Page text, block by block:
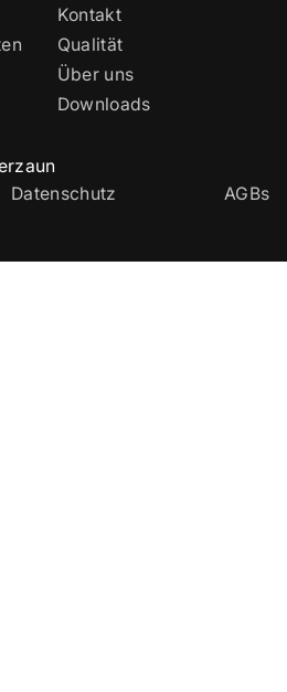
Kontakt
Qualität
Über uns
Downloads
Datenschutz AGBs